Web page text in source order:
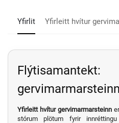
Yfirlit Yfirleitt hvítur
gervimarmarsteinn
Yfirleitt hvítur gervimarmarsteinn
stórum plötum fyrir